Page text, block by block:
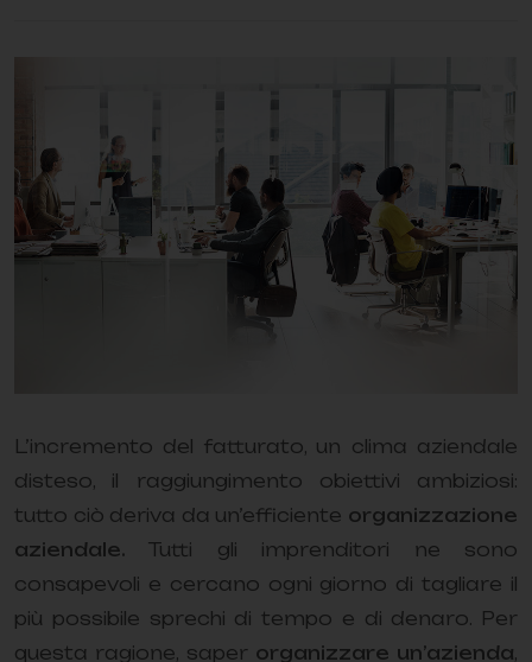
L’incremento del fatturato, un clima aziendale
disteso, il raggiungimento obiettivi ambiziosi:
tutto ciò deriva da un’efficiente organizzazione
aziendale. Tutti gli imprenditori ne sono
consapevoli e cercano ogni giorno di tagliare il
più possibile sprechi di tempo e di denaro. Per
questa ragione, saper organizzare un’azienda,